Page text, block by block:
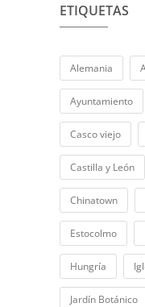
ETIQUETAS
Alemania
Ayuntamiento
Casco viejo
Castilla y León
Chinatown
Estocolmo
Hungría
Jardín Botánico